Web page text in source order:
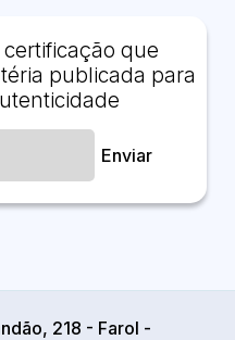
que
publicada para
Enviar
218 - Farol -